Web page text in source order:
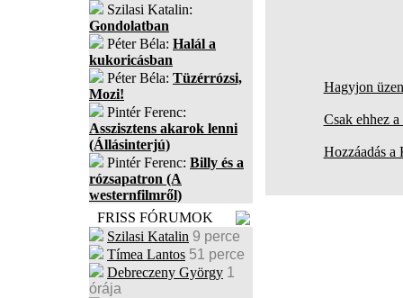
Szilasi Katalin:
Gondolatban
Péter Béla: Halál a
kukoricásban
Péter Béla: Tüzérrózsi,
Mozi!
Pintér Ferenc:
Asszisztens akarok lenni
(Állásinterjú)
Pintér Ferenc: Billy és a
rózsapatron (A
westernfilmről)
FRISS FÓRUMOK
Szilasi Katalin 9 perce
Tímea Lantos 51 perce
Debreczeny György 1
órája
Hagyjon
Csak ehhez
Hozzáadás